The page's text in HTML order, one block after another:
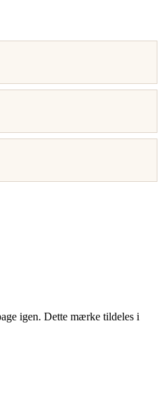
igen. Dette mærke tildeles i